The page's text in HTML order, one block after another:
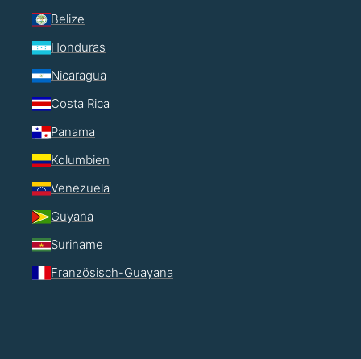
Belize
Honduras
Nicaragua
Costa Rica
Panama
Kolumbien
Venezuela
Guyana
Suriname
Französisch-Guayana